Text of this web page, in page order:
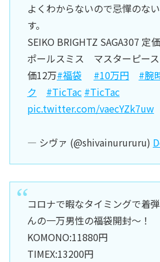
よくわからないので忌憚のな
す。
SEIKO BRIGHTZ SAGA307 定
ポールスミス マスターピー
価12万#福袋 #10万円 #腕
ク
#TicTac #TicTac
pic.twitter.com/vaecYZk7uw
— シヴァ (@shivainurururu)
コロナで暇なタイミングで着
んの一万男性の福袋開封〜！
KOMONO:11880円
TIMEX:13200円